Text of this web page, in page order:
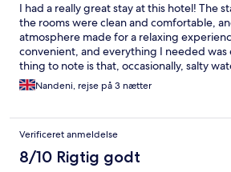
I had a really great stay at this hotel! The
the rooms were clean and comfortable,
atmosphere made for a relaxing
convenient, and everything I needed was
thing to note is that, occasionally, salty
through the tap and shower, which was a
it didn’t take away from the overall
definitely stay here again!
Nandeni, rejse på 3 nætter
Verificeret anmeldelse
8/10 Rigtig godt